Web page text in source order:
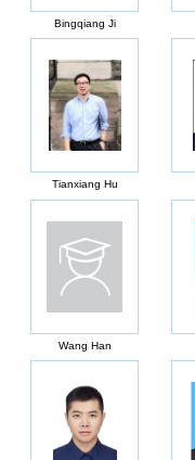
Bingqiang Ji
Tianxiang Hu
Wang Han